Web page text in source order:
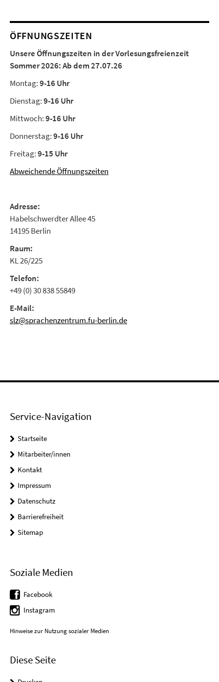
ÖFFNUNGSZEITEN
Unsere Öffnungszeiten in der Vorlesungsfreienzeit
Sommer 2026:Ab dem 27.07.26
Montag:9-16 Uhr
Dienstag:9-16 Uhr
Mittwoch:9-16 Uhr
Donnerstag:9-16 Uhr
Freitag:9-15 Uhr
Abweichende Öffnungszeiten
Adresse:
Habelschwerdter Allee 45
14195 Berlin
Raum:
KL 26/225
Telefon:
+49 (0) 30 838 55849
E-Mail:
slz@sprachenzentrum.fu-berlin.de
Service-Navigation
Startseite
Mitarbeiter/innen
Kontakt
Impressum
Datenschutz
Barrierefreiheit
Sitemap
Soziale Medien
Facebook
Instagram
Hinweise zur Nutzung sozialer Medien
Diese Seite